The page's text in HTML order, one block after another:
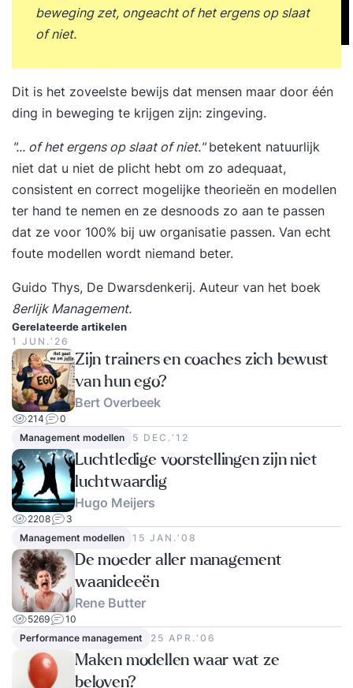
beweging zet, ongeacht of het ergens op slaat
of niet.
Dit is het zoveelste bewijs dat mensen maar door één
ding in beweging te krijgen zijn: zingeving.
"... of het ergens op slaat of niet."betekent natuurlijk
niet dat u niet de plicht hebt om zo adequaat,
consistent en correct mogelijke theorieën en modellen
ter hand te nemen en ze desnoods zo aan te passen
dat ze voor 100% bij uw organisatie passen. Van echt
foute modellen wordt niemand beter.
Guido Thys, De Dwarsdenkerij. Auteur van het boek
8erlijk Management.
Gerelateerde artikelen
1 JUN.‘26
Zijn trainers en coaches zich bewust
van hun ego?
Bert Overbeek
214
0
Management modellen
5 DEC.‘12
Luchtledige voorstellingen zijn niet
luchtwaardig
Hugo Meijers
2208
3
Management modellen
15 JAN.‘08
De moeder aller management
waanideeën
Rene Butter
5269
10
Performance management
25 APR.‘06
Maken modellen waar wat ze
beloven?